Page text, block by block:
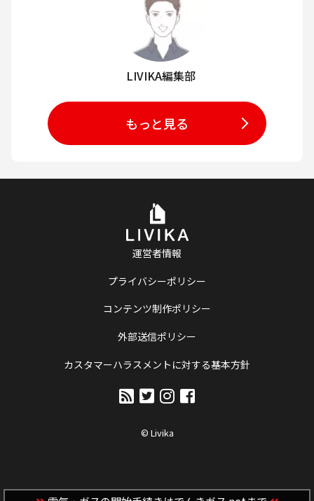
LIVIKA編集部
もっと見る
運営者情報
プライバシーポリシー
コンテンツ制作ポリシー
外部送信ポリシー
カスタマーハラスメントに対する基本方針
© Livika